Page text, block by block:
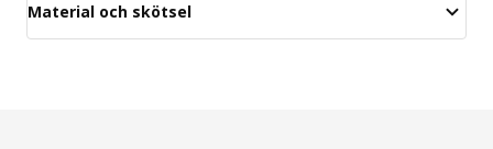
Material och skötsel